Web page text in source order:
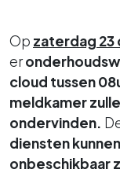
Op zaterdag
er
cloud tussen
meldkamer
ondervinden.
diensten
onbeschikbaar